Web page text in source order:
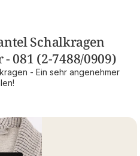
Schalkragen
081 (2-7488/0909)
- Ein sehr angenehmer